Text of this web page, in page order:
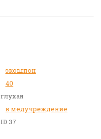
экошпон
40
глухая
в медучреждение
ID 37